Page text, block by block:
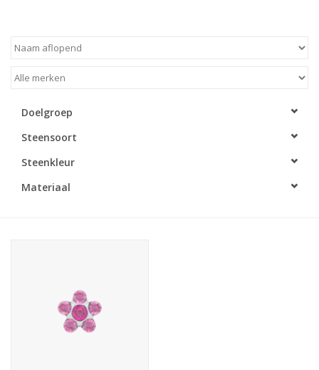
Cadeaukaarten
Doelgroep
Steensoort
Steenkleur
Materiaal